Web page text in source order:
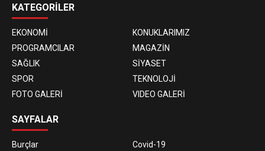
KATEGORİLER
EKONOMİ
KONUKLARIMIZ
PROGRAMCILAR
MAGAZİN
SAĞLIK
SİYASET
SPOR
TEKNOLOJİ
FOTO GALERİ
VIDEO GALERİ
SAYFALAR
Burçlar
Covid-19